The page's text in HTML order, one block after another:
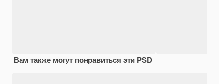
Вам также могут понравиться эти PSD